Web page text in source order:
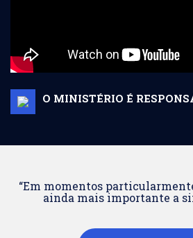
O MINISTÉRIO É
“Em momentos
ainda mais importante a